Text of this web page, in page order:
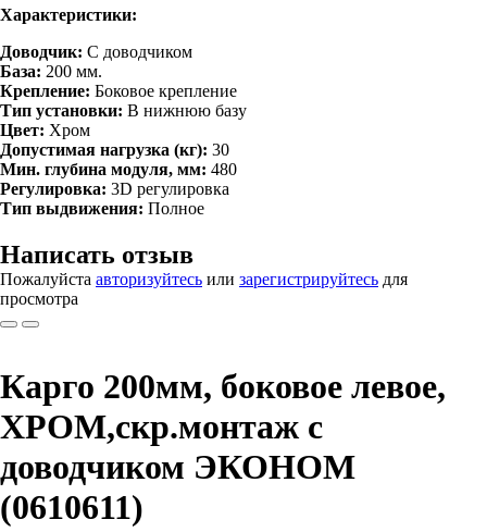
Характеристики:
Доводчик: С доводчиком
База: 200 мм.
Крепление: Боковое крепление
Тип установки: В нижнюю базу
Цвет: Хром
Допустимая нагрузка (кг): 30
Мин. глубина модуля, мм: 480
Регулировка: 3D регулировка
Тип выдвижения: Полное
Написать отзыв
Пожалуйста авторизуйтесь или зарегистрируйтесь для
просмотра
Карго 200мм, боковое левое,
ХРОМ,скр.монтаж с
доводчиком ЭКОНОМ
(0610611)